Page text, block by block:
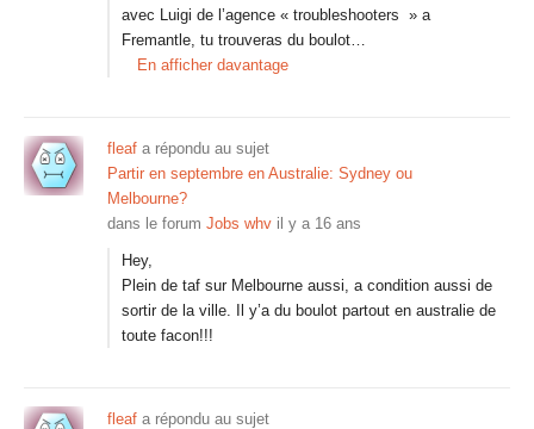
avec Luigi de l’agence « troubleshooters » a
Fremantle, tu trouveras du boulot…
En afficher davantage
fleaf a répondu au sujet
Partir en septembre en Australie: Sydney ou
Melbourne?
dans le forum Jobs whv il y a 16 ans
Hey,
Plein de taf sur Melbourne aussi, a condition aussi de
sortir de la ville. Il y’a du boulot partout en australie de
toute facon!!!
fleaf a répondu au sujet